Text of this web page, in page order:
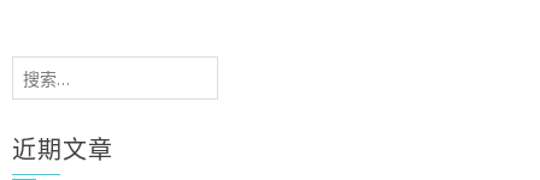
搜
索：
近期文章